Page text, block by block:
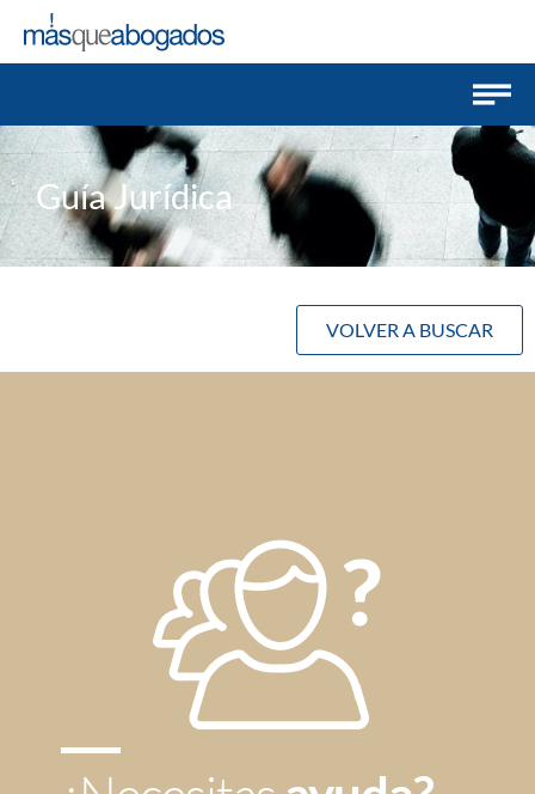
Guía Jurídica
VOLVER A BUSCAR